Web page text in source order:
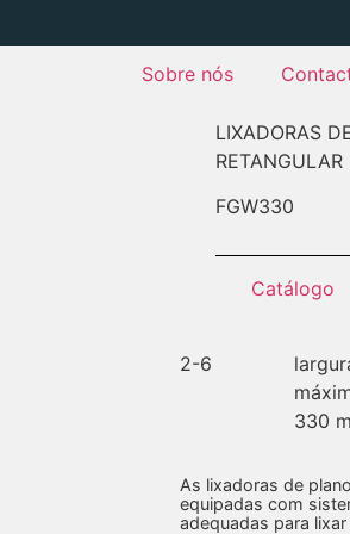
Sobre nós
LIXADORAS
RETANGULAR
FGW330
Catálogo
2-6
330
As lixadoras de
equipadas com
adequadas para